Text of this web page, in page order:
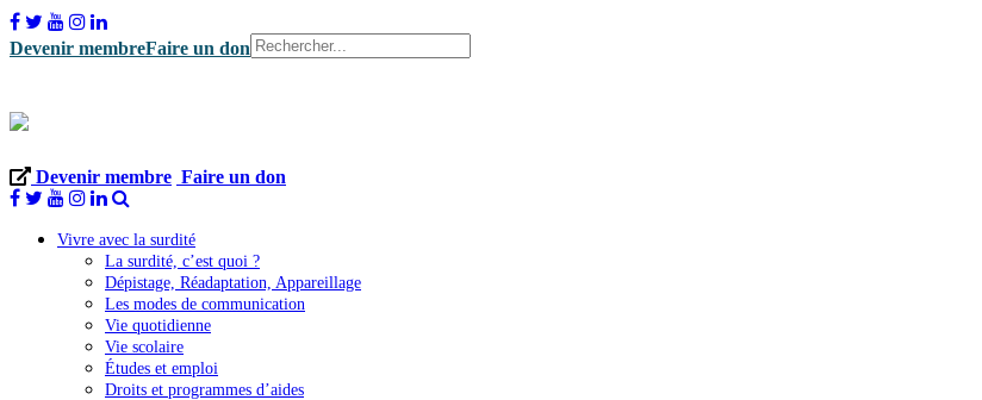
Devenir membreFaire un don
Devenir membre Faire un don
Vivre avec la surdité
La surdité, c’est quoi ?
Dépistage, Réadaptation, Appareillage
Les modes de communication
Vie quotidienne
Vie scolaire
Études et emploi
Droits et programmes d’aides